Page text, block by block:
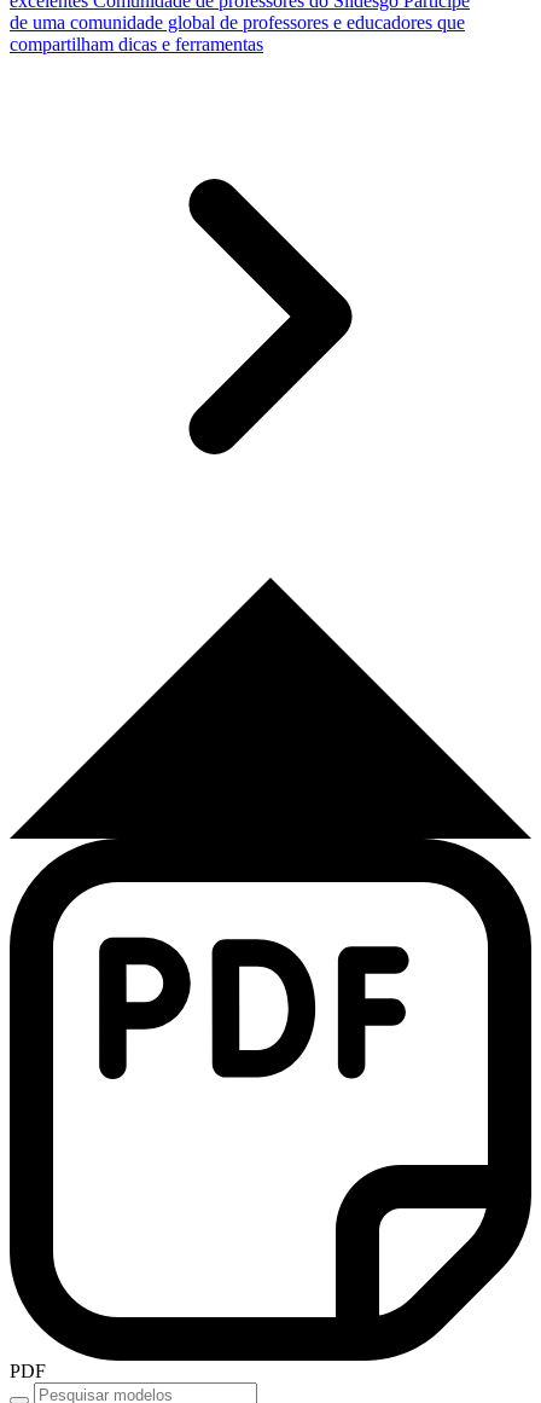
de uma comunidade global de professores e educadores que
compartilham dicas e ferramentas
PDF